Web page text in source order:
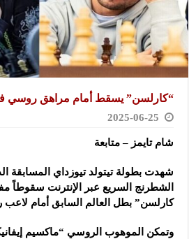
“كارلسن” يسقط أمام مراهق روسي
2025-06-25
شام تايمز – متابعة
شهدت بطولة تيتولد تيوزداي المسابقة
الشطرنج السريع عبر الإنترنت سقوطاً
كارلسن” بطل العالم السابق أمام لاعب روسي
وتمكن الموهوب الروسي “ماكسيم